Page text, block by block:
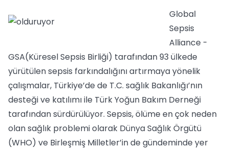
Global
Sepsis
Alliance -
GSA(Küresel Sepsis Birliği) tarafından 93 ülkede
yürütülen sepsis farkındalığını artırmaya yönelik
çalışmalar, Türkiye’de de T.C. sağlık Bakanlığı’nın
desteği ve katılımı ile Türk Yoğun Bakım Derneği
tarafından sürdürülüyor. Sepsis, ölüme en çok neden
olan sağlık problemi olarak Dünya Sağlık Örgütü
(WHO) ve Birleşmiş Milletler’in de gündeminde yer